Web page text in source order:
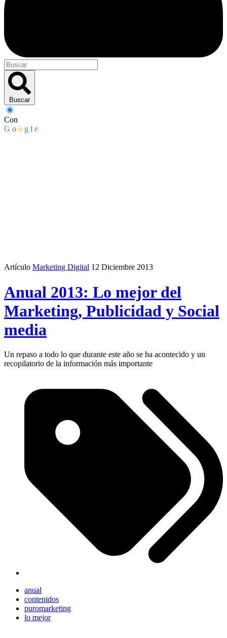
Buscar
Con
G o o g l e
Artículo Marketing Digital 12 Diciembre 2013
Anual 2013: Lo mejor del
Marketing, Publicidad y Social
media
Un repaso a todo lo que durante este año se ha acontecido y un
recopilatorio de la información más importante
anual
contenidos
puromarketing
lo mejor